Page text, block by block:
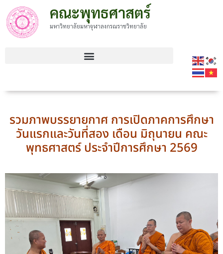
คณะพุทธศาสตร์
มหาวิทยาลัยมหาจุฬาลงกรณราชวิทยาลัย
รวมภาพบรรยายกาศ การเปิดภาคการศึกษา
วันแรกและวันที่สอง เดือน มิถุนายน คณะ
พุทธศาสตร์ ประจำปีการศึกษา 2569